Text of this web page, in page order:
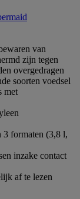
van
zijn tegen
overgedragen
soorten voedsel
met
3 formaten (3,8 l,
inzake contact
af te lezen